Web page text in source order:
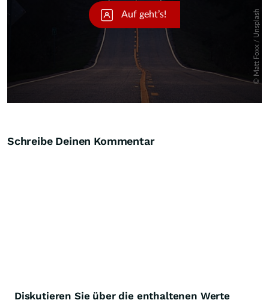
Schreibe Deinen Kommentar
Diskutieren Sie über die enthaltenen Werte